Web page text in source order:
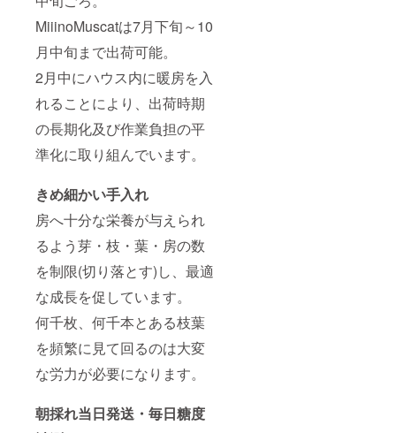
MiiinoMuscatは7月下旬～10
月中旬まで出荷可能。
2月中にハウス内に暖房を入
れることにより、出荷時期
の長期化及び作業負担の平
準化に取り組んでいます。
きめ細かい手入れ
房へ十分な栄養が与えられ
るよう芽・枝・葉・房の数
を制限(切り落とす)し、最適
な成長を促しています。
何千枚、何千本とある枝葉
を頻繁に見て回るのは大変
な労力が必要になります。
朝採れ当日発送・毎日糖度